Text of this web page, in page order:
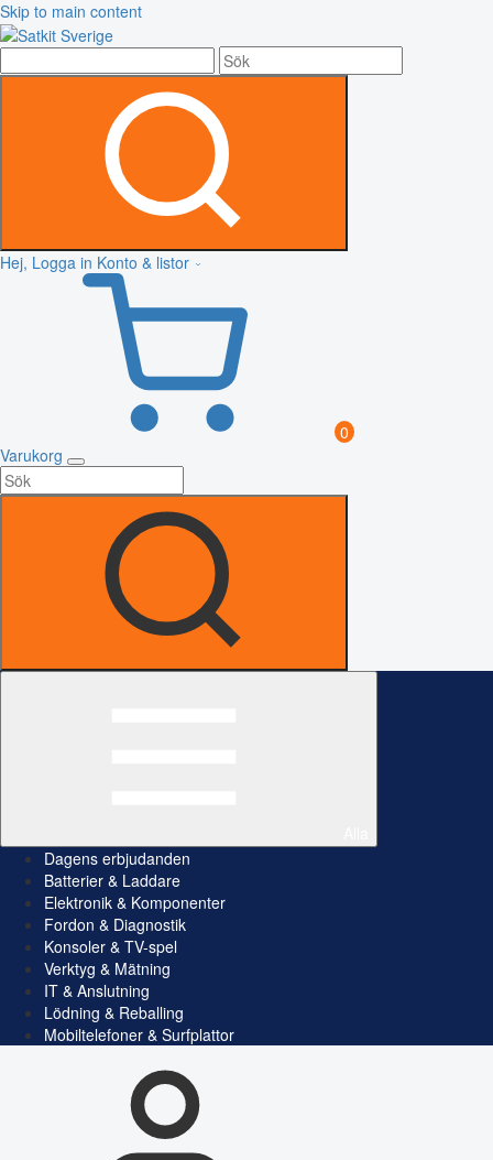
Skip to main content
Hej, Logga in Konto & listor
0
Varukorg
Dagens erbjudanden
Batterier & Laddare
Elektronik & Komponenter
Fordon & Diagnostik
Konsoler & TV-spel
Verktyg & Mätning
IT & Anslutning
Lödning & Reballing
Mobiltelefoner & Surfplattor